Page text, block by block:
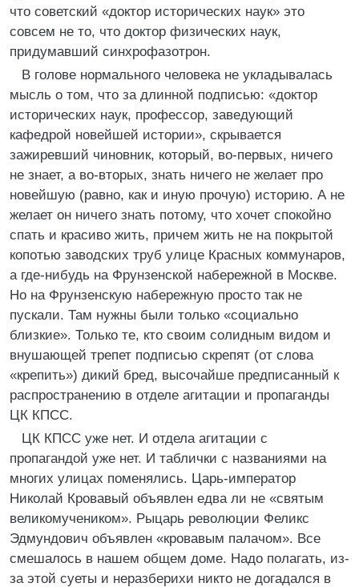
что советский «доктор исторических наук» это
совсем не то, что доктор физических наук,
придумавший синхрофазотрон.
В голове нормального человека не укладывалась
мысль о том, что за длинной подписью: «доктор
исторических наук, профессор, заведующий
кафедрой новейшей истории», скрывается
зажиревший чиновник, который, во-первых, ничего
не знает, а во-вторых, знать ничего не желает про
новейшую (равно, как и иную прочую) историю. А не
желает он ничего знать потому, что хочет спокойно
спать и красиво жить, причем жить не на покрытой
копотью заводских труб улице Красных коммунаров,
а где-нибудь на Фрунзенской набережной в Москве.
Но на Фрунзенскую набережную просто так не
пускали. Там нужны были только «социально
близкие». Только те, кто своим солидным видом и
внушающей трепет подписью скрепят (от слова
«крепить») дикий бред, высочайше предписанный к
распространению в отделе агитации и пропаганды
ЦК КПСС.
ЦК КПСС уже нет. И отдела агитации с
пропагандой уже нет. И таблички с названиями на
многих улицах поменялись. Царь-император
Николай Кровавый объявлен едва ли не «святым
великомучеником». Рыцарь революции Феликс
Эдмундович объявлен «кровавым палачом». Все
смешалось в нашем общем доме. Надо полагать, из-
за этой суеты и неразберихи никто не догадался в